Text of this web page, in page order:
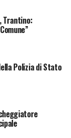
Trantino:
Polizia di Stato